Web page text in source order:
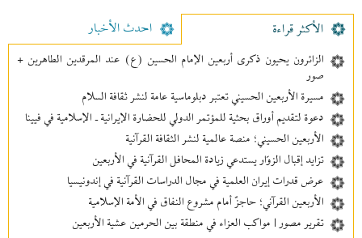
الأکثر قراءة احدث الأخبار
الزائرون يحيون ذكرى أربعين الإمام الحسين (ع) عند المرقدين الطاهرين +
صور
مسيرة الأربعين الحسيني تعتبر دبلوماسية عامة لنشر ثقافة السلام
دعوة لتقديم أوراق بحثية للمؤتمر الدولي للحضارة الإيرانية ـ الإسلامية في فيينا
الأربعين الحسيني؛ منصة عالمية لنشر الثقافة القرآنية
تزايد إقبال الزوّار يستدعي زيادة المحافل القرآنية في الأربعين
عرض قدرات إيران العلمية في مجال الدراسات القرآنية في إندونيسيا
الأربعين القرآني؛ حاجزٌ أمام مشروع النفاق في الأمة الإسلامية
تقرير مصور | مواكب العزاء في منطقة بين‌ الحرمین عشية الأربعين